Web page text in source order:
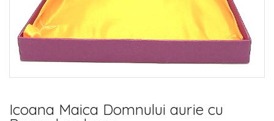
Icoana Maica Domnului aurie cu